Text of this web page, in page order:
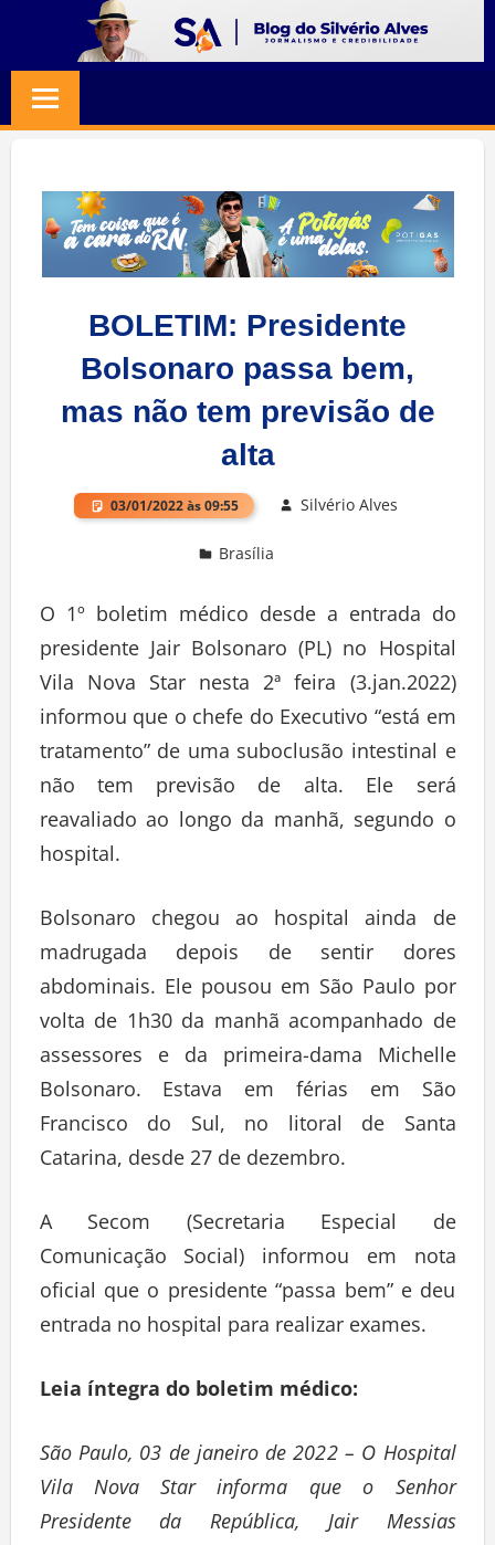
content
SILVERIO
ALVES
Jornalismo
Credibilidade
BOLETIM: Presidente
Bolsonaro passa bem,
mas não tem previsão de
alta
03/01/2022 às 09:55 Silvério Alves
Brasília
O 1º boletim médico desde a entrada do
presidente Jair Bolsonaro (PL) no Hospital
Vila Nova Star nesta 2ª feira (3.jan.2022)
informou que o chefe do Executivo “está em
tratamento” de uma suboclusão intestinal e
não tem previsão de alta. Ele será
reavaliado ao longo da manhã, segundo o
hospital.
Bolsonaro chegou ao hospital ainda de
madrugada depois de sentir dores
abdominais. Ele pousou em São Paulo por
volta de 1h30 da manhã acompanhado de
assessores e da primeira-dama Michelle
Bolsonaro. Estava em férias em São
Francisco do Sul, no litoral de Santa
Catarina, desde 27 de dezembro.
A Secom (Secretaria Especial de
Comunicação Social) informou em nota
oficial que o presidente “passa bem” e deu
entrada no hospital para realizar exames.
Leia íntegra do boletim médico:
São Paulo, 03 de janeiro de 2022 – O Hospital
Vila Nova Star informa que o Senhor
Presidente da República, Jair Messias